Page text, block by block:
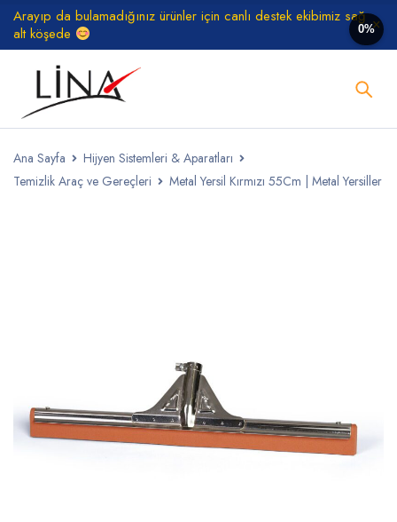
Arayıp da bulamadığınız ürünler için canlı destek ekibimiz sağ
alt köşede
Ana Sayfa
Hijyen Sistemleri & Aparatları
Temizlik Araç ve Gereçleri
Metal Yersil Kırmızı 55Cm | Metal Yersiller
0%